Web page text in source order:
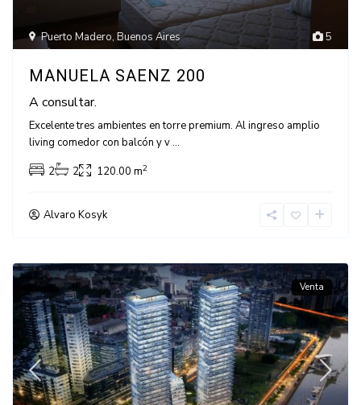
5
Puerto Madero,Buenos Aires
MANUELA SAENZ 200
A consultar.
Excelente tres ambientes en torre premium. Al ingreso amplio
living comedor con balcón y v...
2
2 120.00 m2
Alvaro Kosyk
Venta